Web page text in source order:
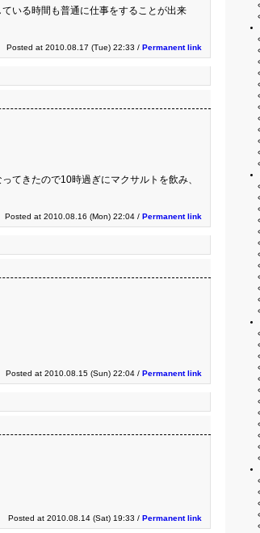
いる時間も普通に仕事をすることが出来
Posted at 2010.08.17 (Tue) 22:33 / Permanent link
てきたので10時過ぎにマクサルトを飲み、
Posted at 2010.08.16 (Mon) 22:04 / Permanent link
Posted at 2010.08.15 (Sun) 22:04 / Permanent link
Posted at 2010.08.14 (Sat) 19:33 / Permanent link